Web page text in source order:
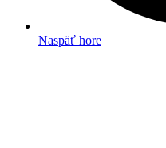
Naspäť hore